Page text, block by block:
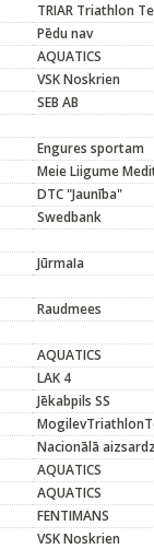
TRIAR Triathlon
Pēdu nav
AQUATICS
VSK Noskrien
SEB AB
Engures sportam
Meie Liigume
DTC "Jaunība"
Swedbank
JūrmaIa
Raudmees
AQUATICS
LAK 4
Jēkabpils SS
Nacionālā
AQUATICS
AQUATICS
FENTIMANS
VSK Noskrien